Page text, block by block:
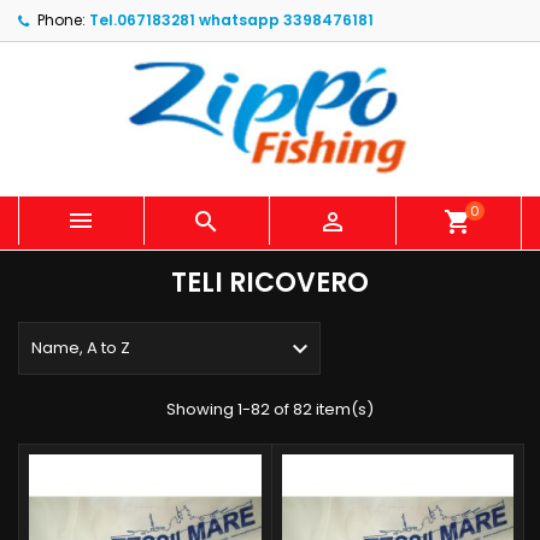
Phone: Tel.067183281 whatsapp 3398476181
   shopping_cart0
TELI RICOVERO
Name, A to Z 
Showing 1-82 of 82 item(s)